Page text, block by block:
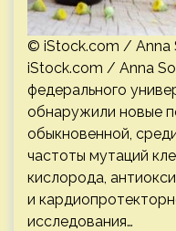
© iStock.com /
iStock.com / Anna
федерального
обнаружили новые
обыкновенной,
частоты мутаций
кислорода,
и
исследования…